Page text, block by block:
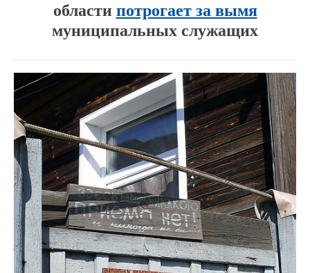
области потрогает за вымя
муниципальных служащих